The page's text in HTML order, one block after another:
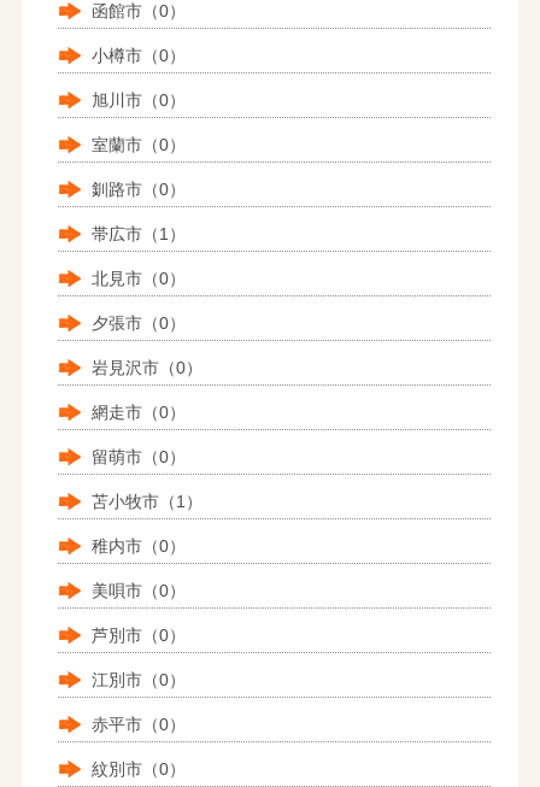
函館市（0）
小樽市（0）
旭川市（0）
室蘭市（0）
釧路市（0）
帯広市（1）
北見市（0）
夕張市（0）
岩見沢市（0）
網走市（0）
留萌市（0）
苫小牧市（1）
稚内市（0）
美唄市（0）
芦別市（0）
江別市（0）
赤平市（0）
紋別市（0）